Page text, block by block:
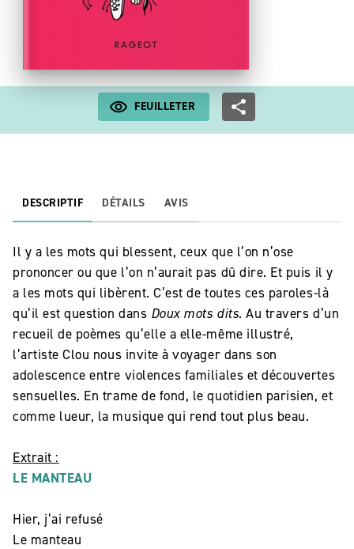
FEUILLETER
DESCRIPTIF DÉTAILS AVIS
Il y a les mots qui blessent, ceux que l’on n’ose
prononcer ou que l’on n’aurait pas dû dire. Et puis il y
a les mots qui libèrent. C’est de toutes ces paroles-là
qu’il est question dans Doux mots dits. Au travers d’un
recueil de poèmes qu’elle a elle-même illustré,
l’artiste Clou nous invite à voyager dans son
adolescence entre violences familiales et découvertes
sensuelles. En trame de fond, le quotidien parisien, et
comme lueur, la musique qui rend tout plus beau.
Extrait :
LE MANTEAU
Hier, j’ai refusé
Le manteau